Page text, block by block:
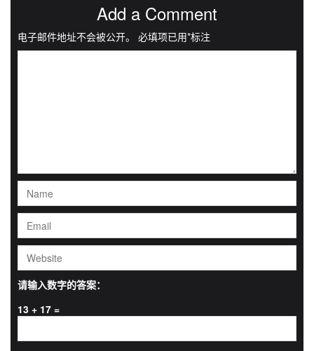
Add a Comment
电子邮件地址不会被公开。 必填项已用*标注
请输入数字的答案：
13 + 17 =